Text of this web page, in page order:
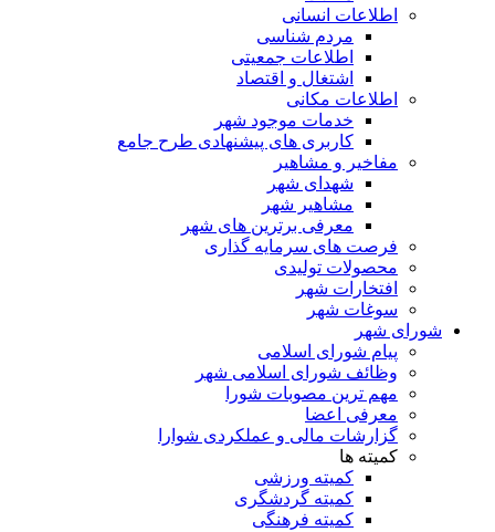
اطلاعات انسانی
مردم شناسی
اطلاعات جمعیتی
اشتغال و اقتصاد
اطلاعات مکانی
خدمات موجود شهر
کاربری های پیشنهادی طرح جامع
مفاخیر و مشاهیر
شهدای شهر
مشاهیر شهر
معرفی برترین های شهر
فرصت های سرمایه گذاری
محصولات تولیدی
افتخارات شهر
سوغات شهر
شورای شهر
پیام شورای اسلامی
وظائف شورای اسلامی شهر
مهم ترین مصوبات شورا
معرفی اعضا
گزارشات مالی و عملکردی شوارا
کمیته ها
کمیته ورزشی
کمیته گردشگری
کمیته فرهنگی